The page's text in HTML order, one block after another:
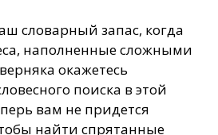
словарный запас, когда
наполненные сложными
окажетесь
поиска в этой
вам не придется
найти спрятанные